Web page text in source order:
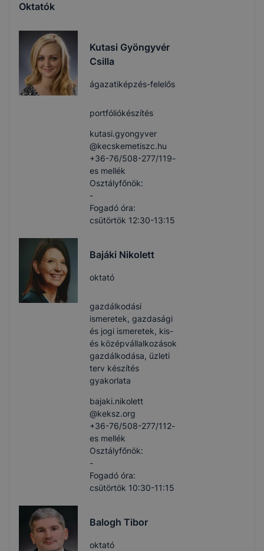
Oktatók
Kutasi Gyöngyvér
Csilla
ágazatiképzés-felelős
portfóliókészítés
kutasi.gyongyver​
@kecskemetiszc.hu
+36-76/508-277/119-
es mellék
Osztályfőnök:
-
Fogadó óra:
csütörtök 12:30-13:15
Bajáki Nikolett
oktató
gazdálkodási
ismeretek, gazdasági
és jogi ismeretek, kis-
és középvállalkozások
gazdálkodása, üzleti
terv készítés
gyakorlata
bajaki.nikolett​
@keksz.org
+36-76/508-277/112-
es mellék
Osztályfőnök:
-
Fogadó óra:
csütörtök 10:30-11:15
Balogh Tibor
oktató